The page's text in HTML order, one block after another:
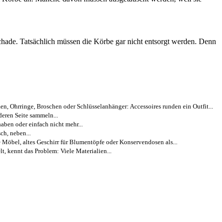
Tatsächlich müssen die Körbe gar nicht entsorgt werden. Denn
Ohrringe, Broschen oder Schlüsselanhänger: Accessoires runden ein Outfit...
Seite sammeln...
oder einfach nicht mehr...
neben...
altes Geschirr für Blumentöpfe oder Konservendosen als...
kennt das Problem: Viele Materialien...